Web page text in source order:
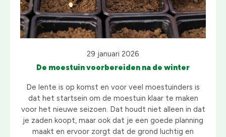
29 januari 2026
De moestuin voorbereiden na de winter
De lente is op komst en voor veel moestuinders is
dat het startsein om de moestuin klaar te maken
voor het nieuwe seizoen. Dat houdt niet alleen in dat
je zaden koopt, maar ook dat je een goede planning
maakt en ervoor zorgt dat de grond luchtig en